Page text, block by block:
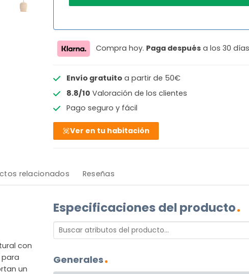
Compra hoy. Paga después a los 30
Envío gratuitoa partir de 50€
8.8/10 Valoración de los clientes
Pago seguro y fácil
Ver en tu habitación
relacionados Reseñas
con
para
un
Especificaciones del producto
Generales